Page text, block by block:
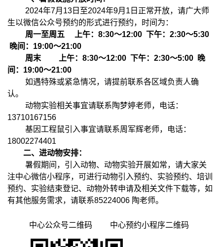
2024年7月13日至2024年9月1日正常开放，请广大师
生以微信公众号预约的形式进行预约，时间为：
周一至周五 上午：8:30～12:00 下午：2:30～5:30
晚间：19:00～21:00
周末 上午：8:30～12:00 下午：2:30～5:00 晚
间：19:00～21:00
如遇特殊或紧急情况，请提前联系各区域负责人确
认。
动物实验相关事宜请联系陶梦婷老师，电话：
13710167156
基因工程鼠引入事宜请联系周军辉老师，电话：
18002274401
二、进动物安排：
暑假期间，引入动物、动物实验开展如常，请大家关
注中心微信小程序，可进行动物引入预约、实验预约、培训
预约、实验结束登记、动物外转申请及相关文件下载等，如
有其他服务需求，请联系85224006 陶老师。
中心公众号二维码 中心预约小程序二维码